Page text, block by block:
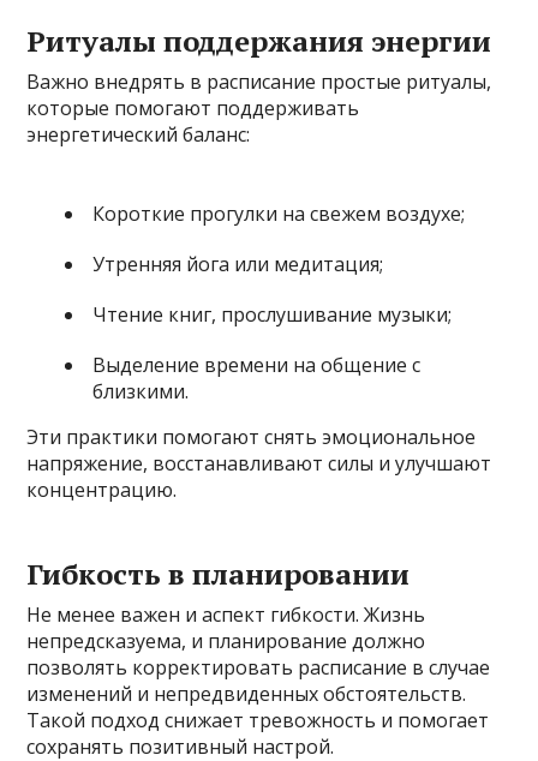
Ритуалы поддержания энергии
Важно внедрять в расписание простые ритуалы,
которые помогают поддерживать
энергетический баланс:
Короткие прогулки на свежем воздухе;
Утренняя йога или медитация;
Чтение книг, прослушивание музыки;
Выделение времени на общение с
близкими.
Эти практики помогают снять эмоциональное
напряжение, восстанавливают силы и улучшают
концентрацию.
Гибкость в планировании
Не менее важен и аспект гибкости. Жизнь
непредсказуема, и планирование должно
позволять корректировать расписание в случае
изменений и непредвиденных обстоятельств.
Такой подход снижает тревожность и помогает
сохранять позитивный настрой.